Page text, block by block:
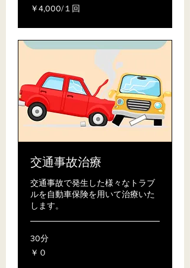
￥4,000/
１
￥4,000/１回
交通事故治療
交通事故で発生した様々なトラブ
ルを自動車保険を用いて治療いた
します。
30分
￥０
￥０